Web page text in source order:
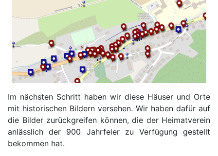
Im nächsten Schritt haben wir diese Häuser und Orte
mit historischen Bildern versehen. Wir haben dafür auf
die Bilder zurückgreifen können, die der Heimatverein
anlässlich der 900 Jahrfeier zu Verfügung gestellt
bekommen hat.